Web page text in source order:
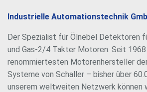
Industrielle Automationstechnik
Der Spezialist für Ölnebel Detektoren
und Gas-2/4 Takter Motoren. Seit
renommiertesten Motorenhersteller
Systeme von Schaller – bisher über
unserem weltweiten Netzwerk können